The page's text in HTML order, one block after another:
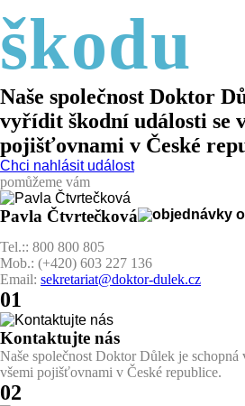
škodu
Naše společnost Doktor
vyřídit škodní události se
pojišťovnami v České
Chci nahlásit událost
pomůžeme vám
Pavla Čtvrtečková objednávky
Tel.:: 800 800 805
Mob.: (+420) 603 227 136
Email: sekretariat@doktor-dulek.cz
01
Kontaktujte nás
Naše společnost Doktor Důlek je
všemi pojišťovnami v České republice.
02